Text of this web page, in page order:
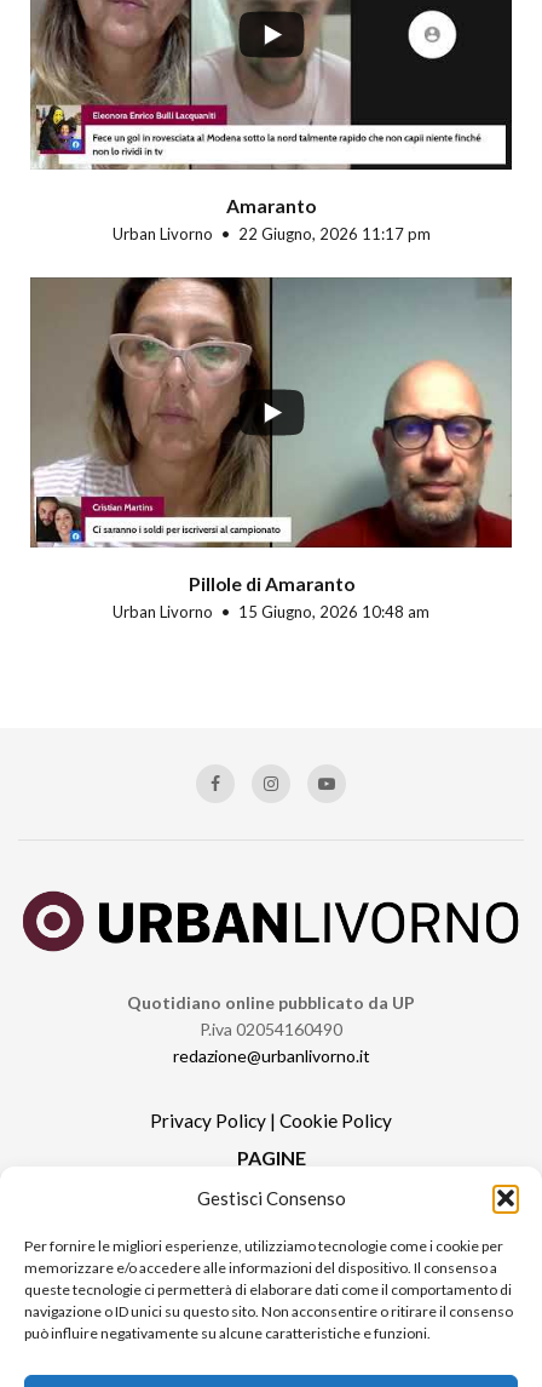
Gestisci Consenso
Per fornire le migliori esperienze, utilizziamo tecnologie come i cookie per
memorizzare e/o accedere alle informazioni del dispositivo. Il consenso a
queste tecnologie ci permetterà di elaborare dati come il comportamento di
navigazione o ID unici su questo sito. Non acconsentire o ritirare il consenso
può influire negativamente su alcune caratteristiche e funzioni.
Amaranto
Urban Livorno 22 Giugno, 2026 11:17 pm
Pillole di Amaranto
Urban Livorno 15 Giugno, 2026 10:48 am
Quotidiano online pubblicato da UP
P.iva 02054160490
redazione@urbanlivorno.it
Privacy Policy | Cookie Policy
PAGINE
Redazione
Contatti
Pubblicità
Sitemap
RUBRICHE